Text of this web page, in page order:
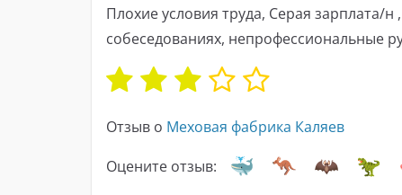
Плохие условия труда, Серая зарплата/
собеседованиях, непрофессиональные
Отзыв о Меховая фабрика Каляев
Оцените отзыв: